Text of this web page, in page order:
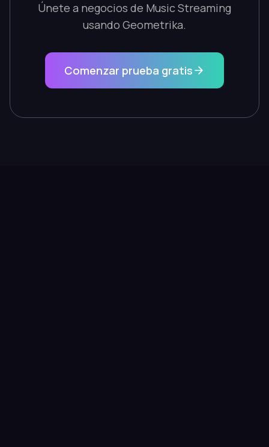
Únete a negocios de Music Streaming
usando Geometrika.
Comenzar prueba gratis